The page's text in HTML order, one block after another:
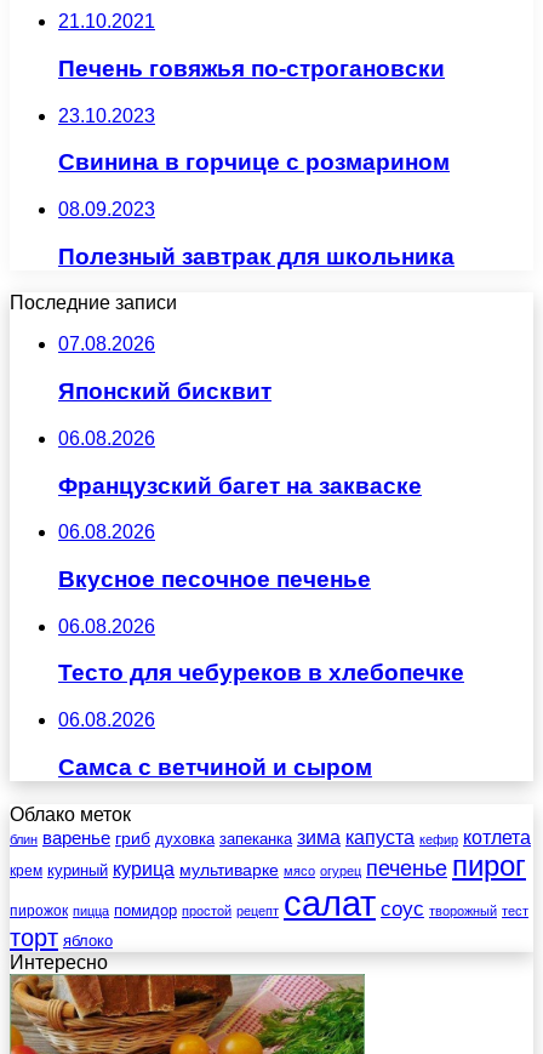
21.10.2021
Печень говяжья по-строгановски
23.10.2023
Свинина в горчице с розмарином
08.09.2023
Полезный завтрак для школьника
Последние записи
07.08.2026
Японский бисквит
06.08.2026
Французский багет на закваске
06.08.2026
Вкусное песочное печенье
06.08.2026
Тесто для чебуреков в хлебопечке
06.08.2026
Самса с ветчиной и сыром
Облако меток
блин варенье гриб духовка запеканка зима капуста кефир котлета
крем куриный курица мультиварке мясо огурец печенье пирог
пирожок пицца помидор простой рецепт салат соус творожный тест
торт яблоко
Интересно